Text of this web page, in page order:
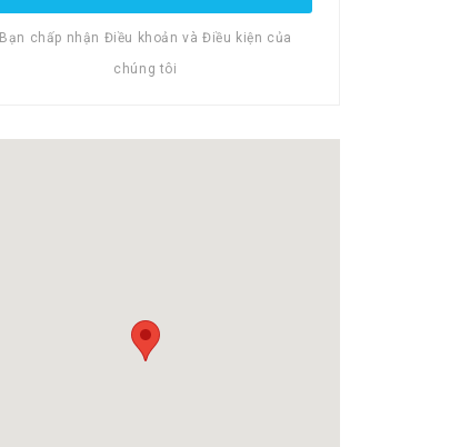
Bạn chấp nhận Điều khoản và Điều kiện của
chúng tôi